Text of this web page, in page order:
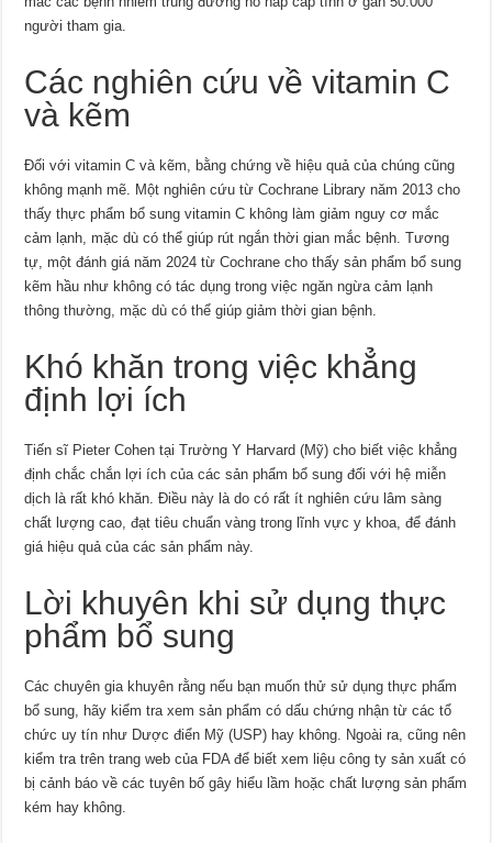
người tham gia.
Các nghiên cứu về vitamin C
và kẽm
Đối với vitamin C và kẽm, bằng chứng về hiệu quả của chúng cũng
không mạnh mẽ. Một nghiên cứu từ Cochrane Library năm 2013 cho
thấy thực phẩm bổ sung vitamin C không làm giảm nguy cơ mắc
cảm lạnh, mặc dù có thể giúp rút ngắn thời gian mắc bệnh. Tương
tự, một đánh giá năm 2024 từ Cochrane cho thấy sản phẩm bổ sung
kẽm hầu như không có tác dụng trong việc ngăn ngừa cảm lạnh
thông thường, mặc dù có thể giúp giảm thời gian bệnh.
Khó khăn trong việc khẳng
định lợi ích
Tiến sĩ Pieter Cohen tại Trường Y Harvard (Mỹ) cho biết việc khẳng
định chắc chắn lợi ích của các sản phẩm bổ sung đối với hệ miễn
dịch là rất khó khăn. Điều này là do có rất ít nghiên cứu lâm sàng
chất lượng cao, đạt tiêu chuẩn vàng trong lĩnh vực y khoa, để đánh
giá hiệu quả của các sản phẩm này.
Lời khuyên khi sử dụng thực
phẩm bổ sung
Các chuyên gia khuyên rằng nếu bạn muốn thử sử dụng thực phẩm
bổ sung, hãy kiểm tra xem sản phẩm có dấu chứng nhận từ các tổ
chức uy tín như Dược điển Mỹ (USP) hay không. Ngoài ra, cũng nên
kiểm tra trên trang web của FDA để biết xem liệu công ty sản xuất có
bị cảnh báo về các tuyên bố gây hiểu lầm hoặc chất lượng sản phẩm
kém hay không.